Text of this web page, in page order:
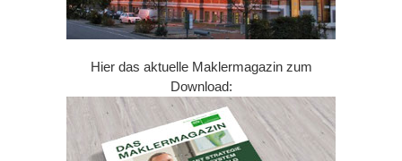
Hier das aktuelle Maklermagazin zum
Download: